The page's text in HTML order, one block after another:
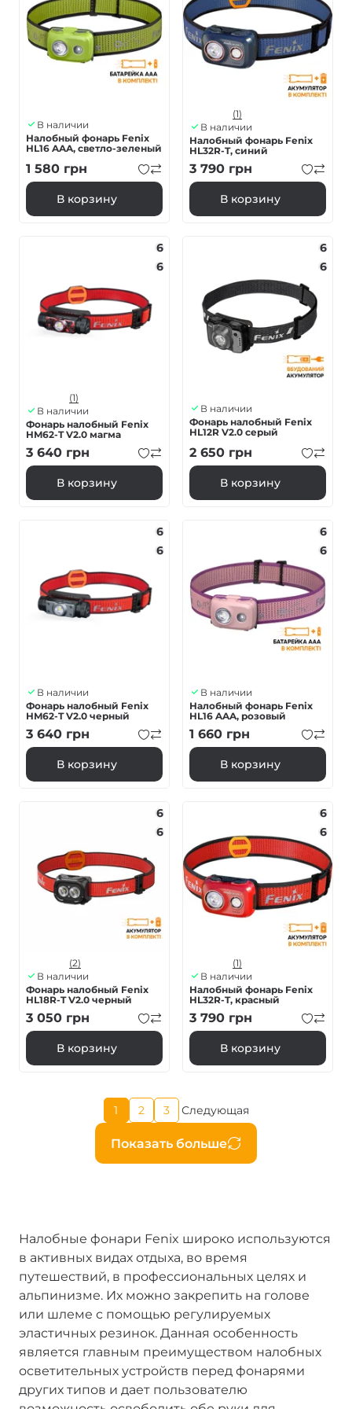
В наличии
Налобный фонарь Fenix
HL16 AAA, светло-зеленый
1 580 грн
В корзину
(1)
В наличии
Налобный фонарь Fenix
HL32R-T, синий
3 790 грн
В корзину
6
6
(1)
В наличии
Фонарь налобный Fenix ​​
HM62-T V2.0 магма
3 640 грн
В корзину
6
6
В наличии
Фонарь налобный Fenix
HL12R V2.0 серый
2 650 грн
В корзину
6
6
В наличии
Фонарь налобный Fenix ​​
HM62-T V2.0 черный
3 640 грн
В корзину
6
6
В наличии
Налобный фонарь Fenix
HL16 AAA, розовый
1 660 грн
В корзину
6
6
(2)
В наличии
Фонарь налобный Fenix
HL18R-T V2.0 черный
3 050 грн
В корзину
6
6
(1)
В наличии
Налобный фонарь Fenix
HL32R-T, красный
3 790 грн
В корзину
Нумерация
страниц
Показать больше
Текущая
страница
1
Страница
2
Страница
3
Следующая
страница
Следующая
Налобные фонари Fenix широко используются
в активных видах отдыха, во время
путешествий, в профессиональных целях и
альпинизме. Их можно закрепить на голове
или шлеме с помощью регулируемых
эластичных резинок. Данная особенность
является главным преимуществом налобных
осветительных устройств перед фонарями
других типов и дает пользователю